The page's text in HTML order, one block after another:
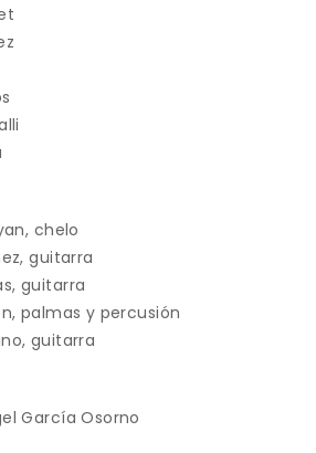
chelo
guitarra
guitarra
palmas y percusión
guitarra
García Osorno